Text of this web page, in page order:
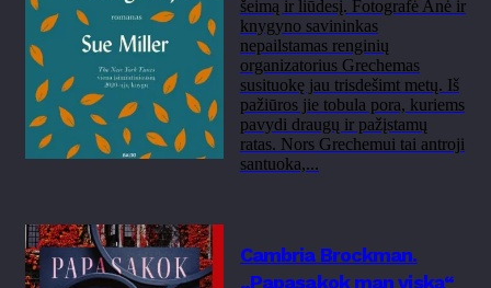
šeimą ir liūdesį. Fotografė Anė ir
knygyno savininkas
nepailstamas renginių
organizatorius Grechemas
susituokę jau trisdešimt metų. Iš
pažiūros jie tobula pora, kuriems
pavydi draugų ir pažįstamų
ratas. Nors Grechemui tai antroji
santuoka,...
Cambria Brockman.
„Papasakok man viską“